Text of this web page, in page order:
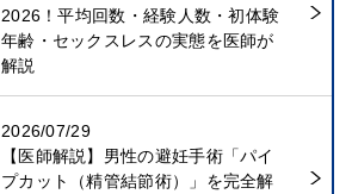
2026！平均回数・経験人数・初体験
年齢・セックスレスの実態を医師が
解説
2026/07/29
【医師解説】男性の避妊手術「パイ
プカット（精管結節術）」を完全解